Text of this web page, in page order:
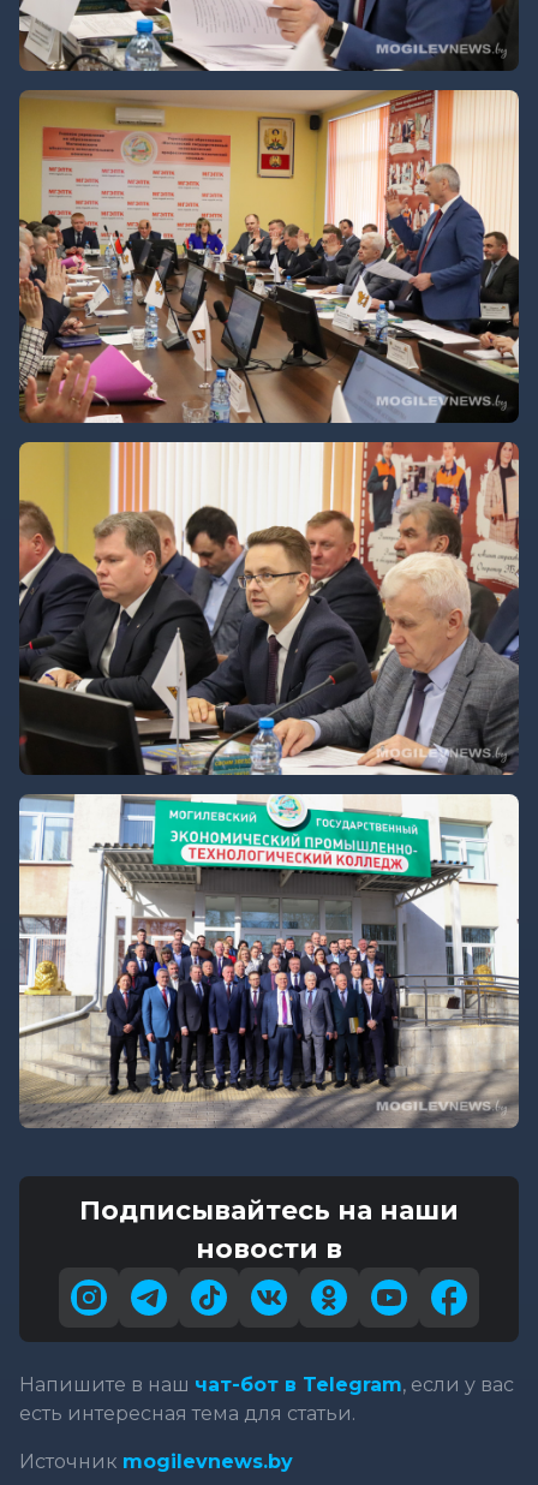
Подписывайтесь на наши
новости в
Напишите в наш чат-бот в Telegram, если у вас
есть интересная тема для статьи.
Источник mogilevnews.by